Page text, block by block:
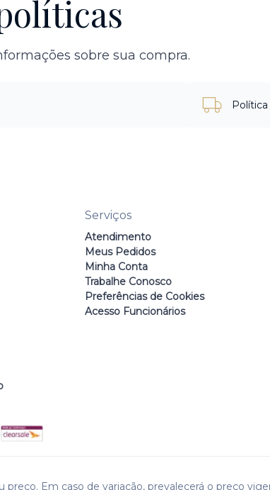
sobre sua compra.
Serviços
Atendimento
Meus Pedidos
Minha Conta
Trabalhe Conosco
Preferências de Cookies
Acesso Funcionários
Em caso de variação, prevalecerá o preço